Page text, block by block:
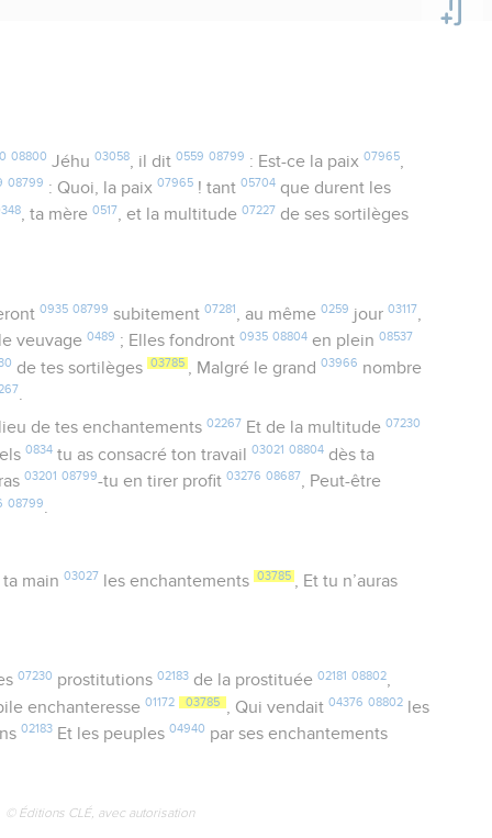
08800 Jéhu 03058, il dit 0559 08799 : Est-ce la paix 07965,
08799 : Quoi, la paix07965 ! tant05704 que durent les
, ta mère0517, et la multitude07227 de ses sortilèges
0935 08799 subitement 07281 , au même 0259 jour 03117,
veuvage0489 ; Elles fondront0935 08804 en plein08537
de tes sortilèges 03785 , Malgré le grand03966 nombre
.
de tes enchantements 02267 Et de la multitude 07230
0834 tu as consacré ton travail03021 08804 dès ta
03201 08799-tu en tirer profit03276 08687, Peut-être
08799.
ta main 03027 les enchantements 03785 , Et tu n’auras
07230 prostitutions 02183de la prostituée 02181 08802,
enchanteresse01172 03785 , Qui vendait04376 08802
les
02183 Et les peuples04940 par ses enchantements
© Éditions CLÉ, avec autorisation